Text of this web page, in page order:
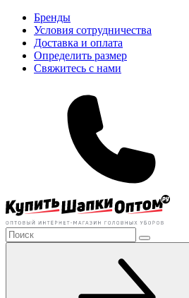
Бренды
Условия сотрудничества
Доставка и оплата
Определить размер
Свяжитесь с нами